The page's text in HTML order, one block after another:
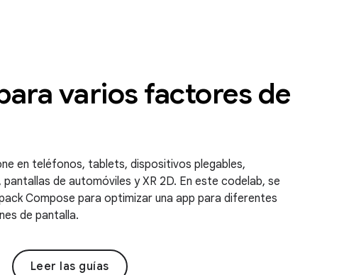
varios factores de
en teléfonos, tablets, dispositivos plegables,
de automóviles y XR 2D. En este codelab, se
Compose para optimizar una app para diferentes
de pantalla.
Leer las guías